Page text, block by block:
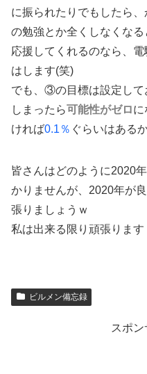
に振られたりでもしたら
の勉強とか全くしなくな
応援してくれるのなら、
はします(笑)
でも、③の目標は設定して
しまったら 可能性がゼロに
ければ0.1％ ぐらいはある
皆さんはどのように2020
かりませんが、2020年が
張りましょうｗ
私は出来る限り頑張ります
ビルメン備忘録
スポン